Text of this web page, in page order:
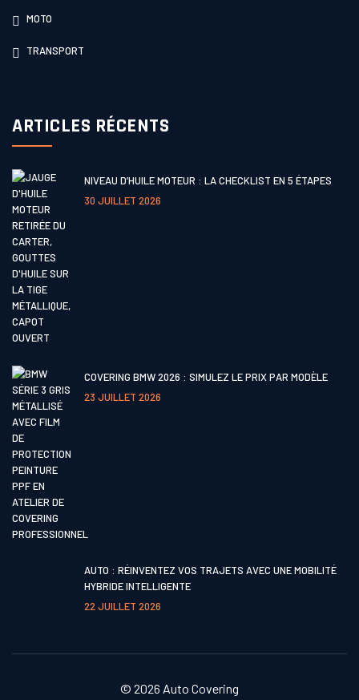
MOTO
TRANSPORT
ARTICLES RÉCENTS
NIVEAU D’HUILE MOTEUR : LA CHECKLIST EN 5 ÉTAPES
30 JUILLET 2026
COVERING BMW 2026 : SIMULEZ LE PRIX PAR MODÈLE
23 JUILLET 2026
AUTO : RÉINVENTEZ VOS TRAJETS AVEC UNE MOBILITÉ
HYBRIDE INTELLIGENTE
22 JUILLET 2026
© 2026 Auto Covering